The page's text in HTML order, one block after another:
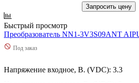
Запросить цену
Быстрый просмотр
Преобразователь NN1-3V3S09ANT
Под заказ
Напряжение входное, В. (VDC): 3.3